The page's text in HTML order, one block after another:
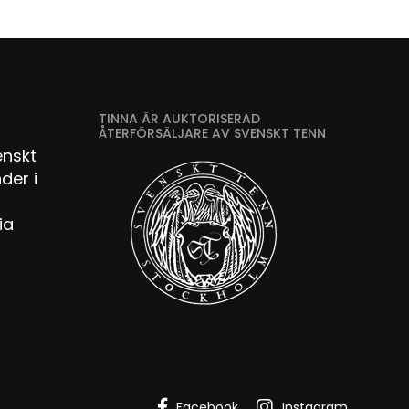
i
TINNA ÄR AUKTORISERAD
ÅTERFÖRSÄLJARE AV SVENSKT TENN